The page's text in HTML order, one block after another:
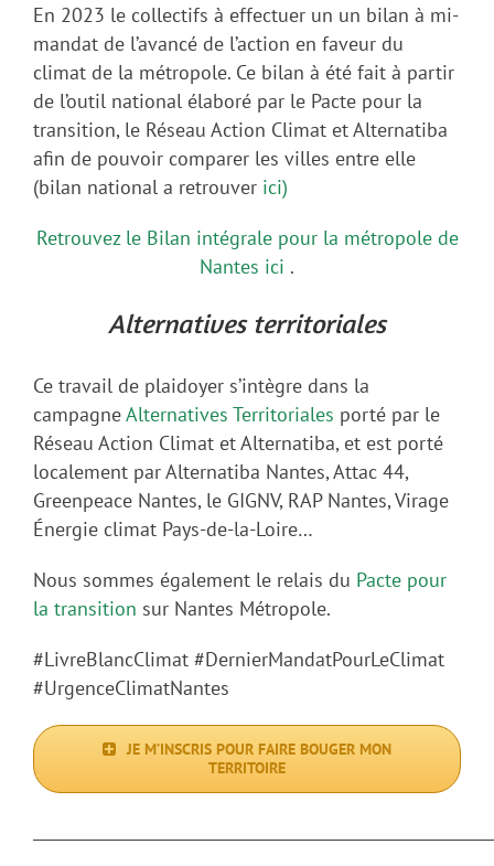
En 2023 le collectifs à effectuer un un bilan à mi-
mandat de l’avancé de l’action en faveur du
climat de la métropole. Ce bilan à été fait à partir
de l’outil national élaboré par le Pacte pour la
transition, le Réseau Action Climat et Alternatiba
afin de pouvoir comparer les villes entre elle
(bilan national a retrouver ici)
Retrouvez le Bilan intégrale pour la métropole de
Nantes ici .
Alternatives territoriales
Ce travail de plaidoyer s’intègre dans la
campagneAlternatives Territoriales porté par le
Réseau Action Climat et Alternatiba, et est porté
localement par Alternatiba Nantes, Attac 44,
Greenpeace Nantes, le GIGNV, RAP Nantes, Virage
Énergie climat Pays-de-la-Loire…
Nous sommes également le relais du Pacte pour
la transition sur Nantes Métropole.
#LivreBlancClimat #DernierMandatPourLeClimat
#UrgenceClimatNantes
JE M’INSCRIS POUR FAIRE BOUGER MON
TERRITOIRE